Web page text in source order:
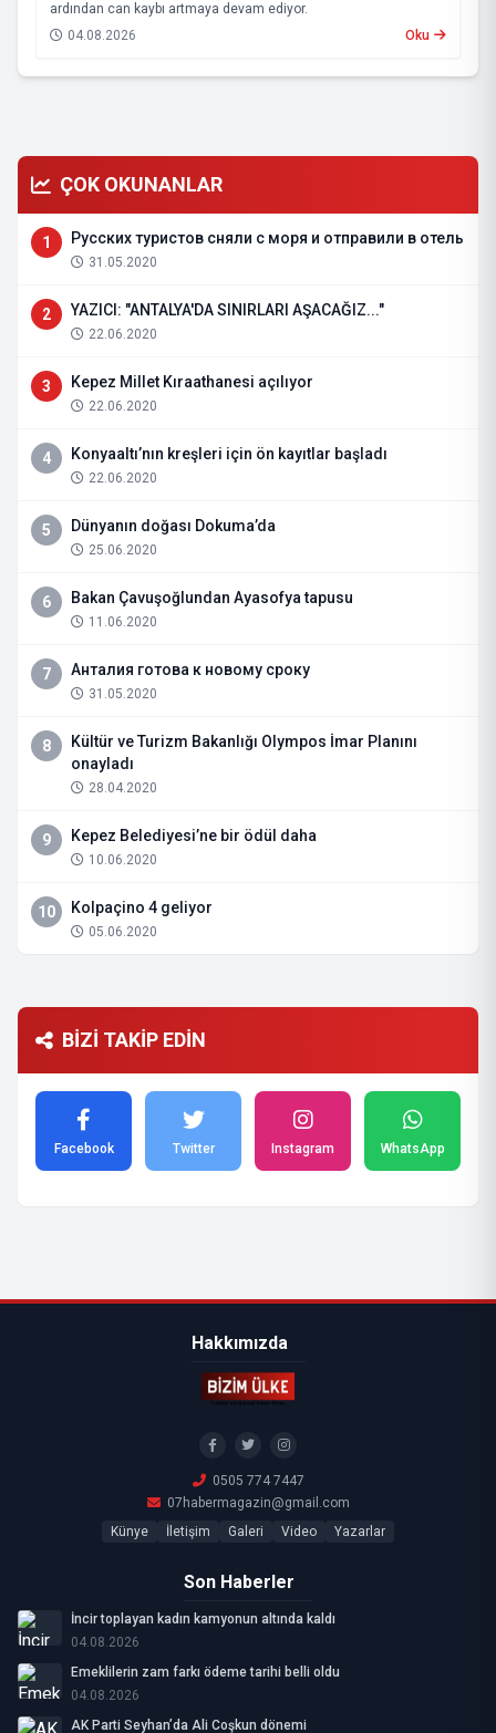
ardından can kaybı artmaya devam ediyor.
04.08.2026
Oku
ÇOK OKUNANLAR
1 Русских туристов сняли с моря и отправили в отель
31.05.2020
2 YAZICI: "ANTALYA'DA SINIRLARI AŞACAĞIZ..."
22.06.2020
3 Kepez Millet Kıraathanesi açılıyor
22.06.2020
4 Konyaaltı’nın kreşleri için ön kayıtlar başladı
22.06.2020
5 Dünyanın doğası Dokuma’da
25.06.2020
6 Bakan Çavuşoğlundan Ayasofya tapusu
11.06.2020
7 Анталия готова к новому сроку
31.05.2020
8
Kültür ve Turizm Bakanlığı Olympos İmar Planını
onayladı
28.04.2020
9 Kepez Belediyesi’ne bir ödül daha
10.06.2020
10 Kolpaçino 4 geliyor
05.06.2020
BİZİ TAKİP EDİN
Facebook Twitter Instagram WhatsApp
Hakkımızda
0505 774 7447
07habermagazin@gmail.com
Künye
İletişim Galeri Video Yazarlar
Son Haberler
İncir toplayan kadın kamyonun altında kaldı
04.08.2026
Emeklilerin zam farkı ödeme tarihi belli oldu
04.08.2026
AK Parti Seyhan’da Ali Coşkun dönemi